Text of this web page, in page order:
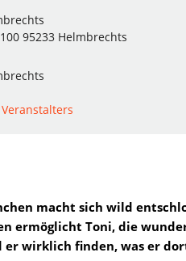
95233 Helmbrechts
macht sich wild
ermöglicht Toni, die
wirklich finden, was er